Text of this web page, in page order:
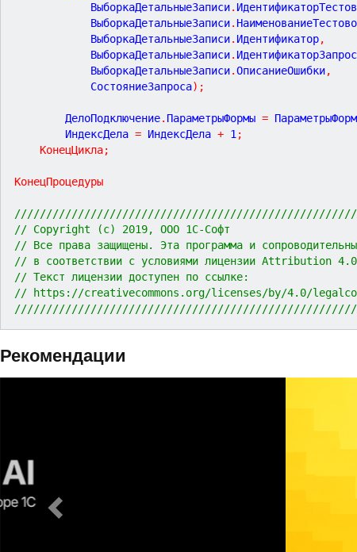
			ВыборкаДетальныеЗаписи
.
			ВыборкаДетальныеЗаписи
.
			ВыборкаДетальныеЗаписи
. Идентификатор,
			ВыборкаДетальныеЗаписи
.
			ВыборкаДетальныеЗаписи
.ОписаниеОшибки,
			СостояниеЗапроса
) ;
		ДелоПодключение
. ПараметрыФормы =
		ИндексДела
= ИндексДела + 1 ;
КонецЦикла;
КонецПроцедуры
// Copyright (c) 2019, ООО 1С-Софт
// Все права защищены. Эта программа и
// в соответствии с условиями лицензии Attribution
// Текст лицензии доступен по ссылке:
// https://creativecommons.org/licenses/by/4.0/
Рекомендации
o
u